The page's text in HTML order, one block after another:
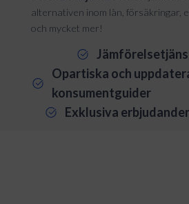
alternativen inom lån, försäkringar,
och mycket mer!
Opartiska och
konsumentguider
Exklusiva